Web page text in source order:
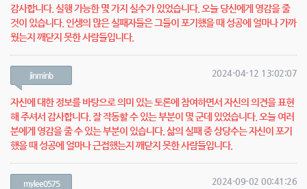
감사합니다. 실행 가능한 몇 가지 실수가 있었습니다. 오늘 당신에게 영감을 줄
것이 있습니다. 인생의 많은 실패자들은 그들이 포기했을 때 성공에 얼마나 가까
웠는지 깨닫지 못한 사람들입니다.
jinminb 2024-04-12 13:02:07
자신에 대한 정보를 바탕으로 의미 있는 토론에 참여하면서 자신의 의견을 표현
해 주셔서 감사합니다. 잘 작동할 수 있는 부분이 몇 군데 있었습니다. 오늘 여러
분에게 영감을 줄 수 있는 부분이 있습니다. 삶의 실패 중 상당수는 자신이 포기
했을 때 성공에 얼마나 근접했는지 깨닫지 못한 사람들입니다.
mylee0575 2024-09-02 00:41:26